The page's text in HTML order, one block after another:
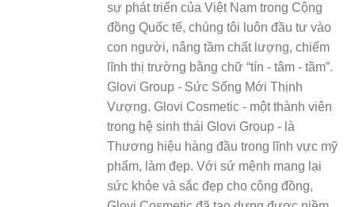
sự phát triển của Việt Nam trong Cộng
đồng Quốc tế, chúng tôi luôn đầu tư vào
con người, nâng tầm chất lượng, chiếm
lĩnh thị trường bằng chữ “tín - tâm - tầm”.
Glovi Group - Sức Sống Mới Thịnh
Vượng. Glovi Cosmetic - một thành viên
trong hệ sinh thái Glovi Group - là
Thương hiệu hàng đầu trong lĩnh vực mỹ
phẩm, làm đẹp. Với sứ mệnh mang lại
sức khỏe và sắc đẹp cho cộng đồng,